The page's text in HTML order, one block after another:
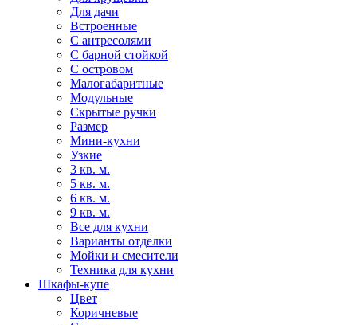
Для дачи
Встроенные
С антресолями
С барной стойкой
С островом
Малогабаритные
Модульные
Скрытые ручки
Размер
Мини-кухни
Узкие
3 кв. м.
5 кв. м.
6 кв. м.
9 кв. м.
Все для кухни
Варианты отделки
Мойки и смесители
Техника для кухни
Шкафы-купе
Цвет
Коричневые